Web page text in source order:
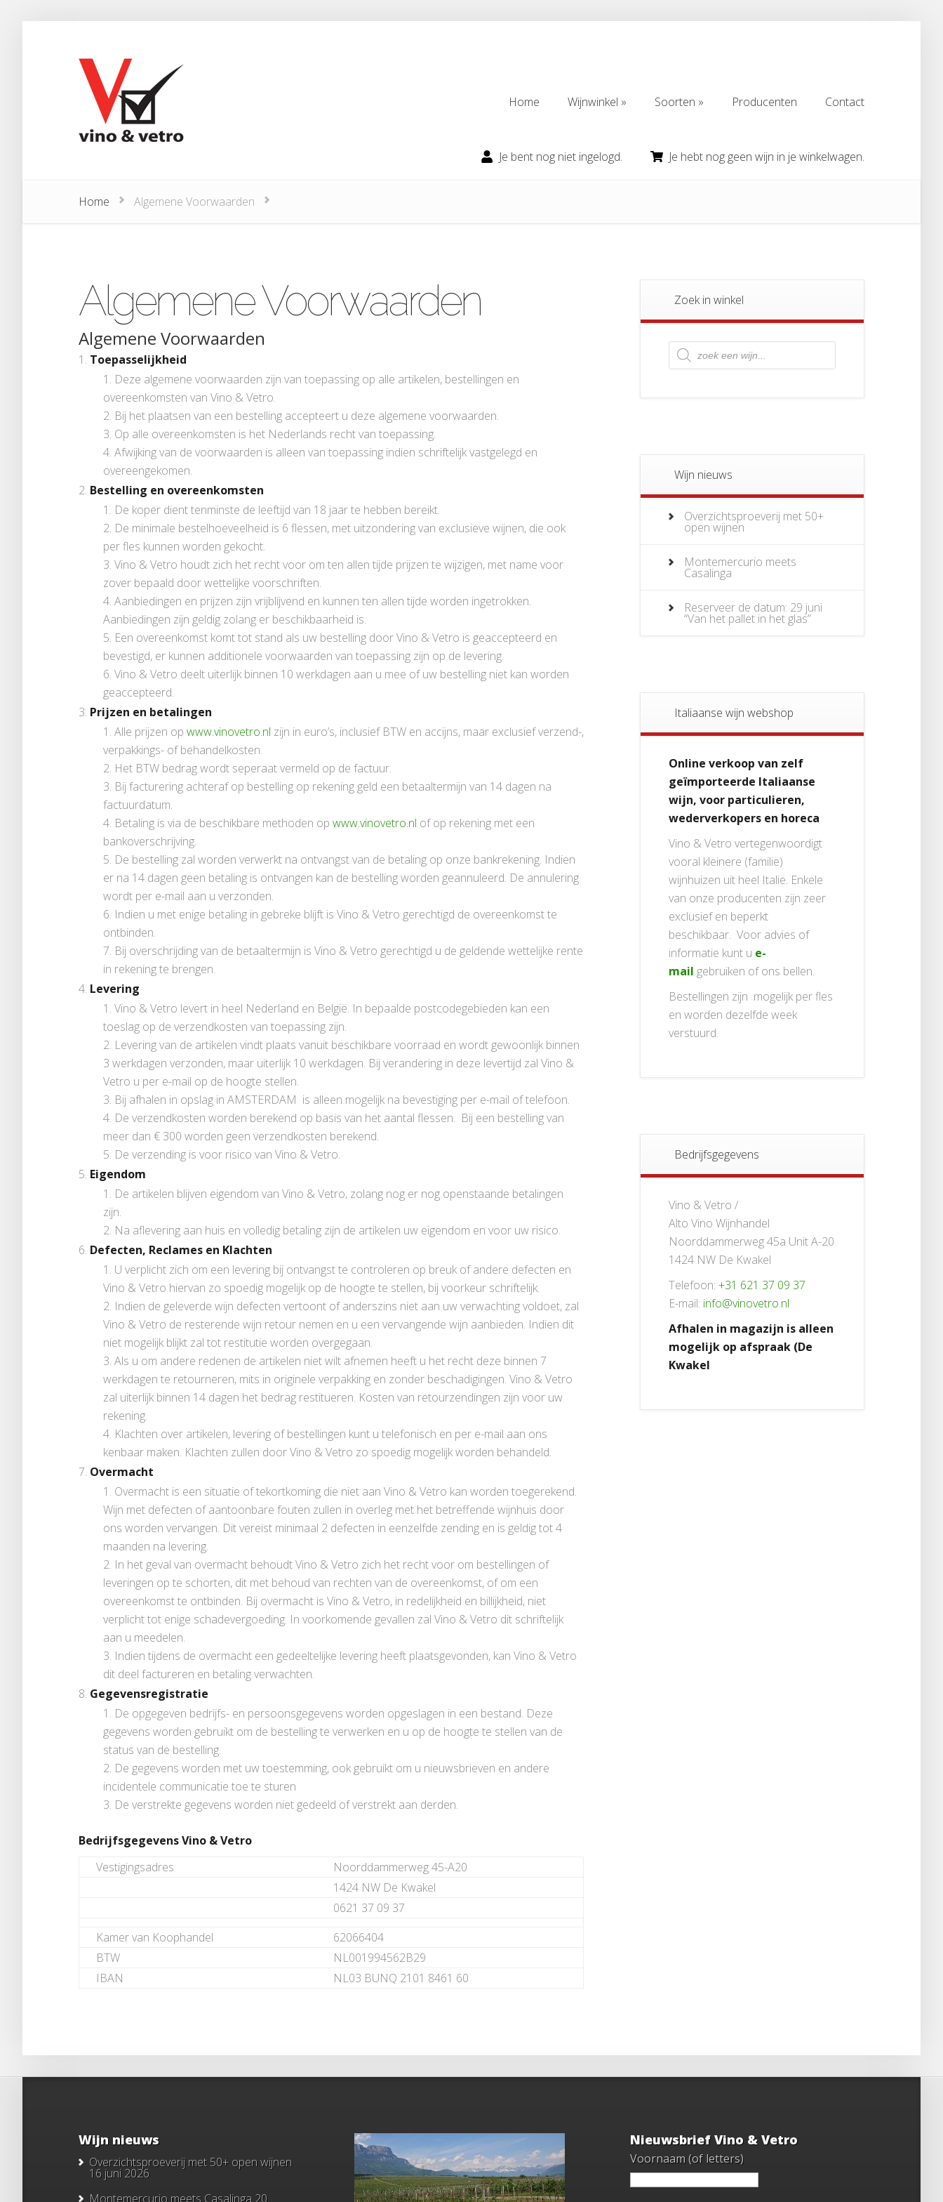
Home
Wijnwinkel
Soorten
Producenten
Contact
Je bent nog niet ingelogd.
Je hebt nog geen wijn in je winkelwagen.
Home Algemene Voorwaarden
Algemene Voorwaarden
Algemene Voorwaarden
Toepasselijkheid
Deze algemene voorwaarden zijn van toepassing op alle artikelen, bestellingen en
overeenkomsten van Vino & Vetro.
Bij het plaatsen van een bestelling accepteert u deze algemene voorwaarden.
Op alle overeenkomsten is het Nederlands recht van toepassing.
Afwijking van de voorwaarden is alleen van toepassing indien schriftelijk vastgelegd en
overeengekomen.
Bestelling en overeenkomsten
De koper dient tenminste de leeftijd van 18 jaar te hebben bereikt.
De minimale bestelhoeveelheid is 6 flessen, met uitzondering van exclusieve wijnen, die ook
per fles kunnen worden gekocht.
Vino & Vetro houdt zich het recht voor om ten allen tijde prijzen te wijzigen, met name voor
zover bepaald door wettelijke voorschriften.
Aanbiedingen en prijzen zijn vrijblijvend en kunnen ten allen tijde worden ingetrokken.
Aanbiedingen zijn geldig zolang er beschikbaarheid is.
Een overeenkomst komt tot stand als uw bestelling door Vino & Vetro is geaccepteerd en
bevestigd, er kunnen additionele voorwaarden van toepassing zijn op de levering.
Vino & Vetro deelt uiterlijk binnen 10 werkdagen aan u mee of uw bestelling niet kan worden
geaccepteerd.
Prijzen en betalingen
Alle prijzen op www.vinovetro.nl zijn in euro’s, inclusief BTW en accijns, maar exclusief verzend-,
verpakkings- of behandelkosten.
Het BTW bedrag wordt seperaat vermeld op de factuur.
Bij facturering achteraf op bestelling op rekening geld een betaaltermijn van 14 dagen na
factuurdatum.
Betaling is via de beschikbare methoden op www.vinovetro.nl of op rekening met een
bankoverschrijving.
De bestelling zal worden verwerkt na ontvangst van de betaling op onze bankrekening. Indien
er na 14 dagen geen betaling is ontvangen kan de bestelling worden geannuleerd. De annulering
wordt per e-mail aan u verzonden.
Indien u met enige betaling in gebreke blijft is Vino & Vetro gerechtigd de overeenkomst te
ontbinden.
Bij overschrijding van de betaaltermijn is Vino & Vetro gerechtigd u de geldende wettelijke rente
in rekening te brengen.
Levering
Vino & Vetro levert in heel Nederland en België. In bepaalde postcodegebieden kan een
toeslag op de verzendkosten van toepassing zijn.
Levering van de artikelen vindt plaats vanuit beschikbare voorraad en wordt gewoonlijk binnen
3 werkdagen verzonden, maar uiterlijk 10 werkdagen. Bij verandering in deze levertijd zal Vino &
Vetro u per e-mail op de hoogte stellen.
Bij afhalen in opslag in AMSTERDAM is alleen mogelijk na bevestiging per e-mail of telefoon.
De verzendkosten worden berekend op basis van het aantal flessen. Bij een bestelling van
meer dan € 300 worden geen verzendkosten berekend.
De verzending is voor risico van Vino & Vetro.
Eigendom
De artikelen blijven eigendom van Vino & Vetro, zolang nog er nog openstaande betalingen
zijn.
Na aflevering aan huis en volledig betaling zijn de artikelen uw eigendom en voor uw risico.
Defecten, Reclames en Klachten
U verplicht zich om een levering bij ontvangst te controleren op breuk of andere defecten en
Vino & Vetro hiervan zo spoedig mogelijk op de hoogte te stellen, bij voorkeur schriftelijk.
Indien de geleverde wijn defecten vertoont of anderszins niet aan uw verwachting voldoet, zal
Vino & Vetro de resterende wijn retour nemen en u een vervangende wijn aanbieden. Indien dit
niet mogelijk blijkt zal tot restitutie worden overgegaan.
Als u om andere redenen de artikelen niet wilt afnemen heeft u het recht deze binnen 7
werkdagen te retourneren, mits in originele verpakking en zonder beschadigingen. Vino & Vetro
zal uiterlijk binnen 14 dagen het bedrag restitueren. Kosten van retourzendingen zijn voor uw
rekening.
Klachten over artikelen, levering of bestellingen kunt u telefonisch en per e-mail aan ons
kenbaar maken. Klachten zullen door Vino & Vetro zo spoedig mogelijk worden behandeld.
Overmacht
Overmacht is een situatie of tekortkoming die niet aan Vino & Vetro kan worden toegerekend.
Wijn met defecten of aantoonbare fouten zullen in overleg met het betreffende wijnhuis door
ons worden vervangen. Dit vereist minimaal 2 defecten in eenzelfde zending en is geldig tot 4
maanden na levering.
In het geval van overmacht behoudt Vino & Vetro zich het recht voor om bestellingen of
leveringen op te schorten, dit met behoud van rechten van de overeenkomst, of om een
overeenkomst te ontbinden. Bij overmacht is Vino & Vetro, in redelijkheid en billijkheid, niet
verplicht tot enige schadevergoeding. In voorkomende gevallen zal Vino & Vetro dit schriftelijk
aan u meedelen.
Indien tijdens de overmacht een gedeeltelijke levering heeft plaatsgevonden, kan Vino & Vetro
dit deel factureren en betaling verwachten.
Gegevensregistratie
De opgegeven bedrijfs- en persoonsgegevens worden opgeslagen in een bestand. Deze
gegevens worden gebruikt om de bestelling te verwerken en u op de hoogte te stellen van de
status van de bestelling.
De gegevens worden met uw toestemming, ook gebruikt om u nieuwsbrieven en andere
incidentele communicatie toe te sturen
De verstrekte gegevens worden niet gedeeld of verstrekt aan derden.
Bedrijfsgegevens Vino & Vetro
Vestigingsadres
Noorddammerweg 45-A20
1424 NW De Kwakel
0621 37 09 37
Kamer van Koophandel
62066404
BTW
NL001994562B29
IBAN
NL03 BUNQ 2101 8461 60
Zoek in winkel
Producten
zoeken
Wijn nieuws
Overzichtsproeverij met 50+
open wijnen
Montemercurio meets
Casalinga
Reserveer de datum: 29 juni
“Van het pallet in het glas”
Italiaanse wijn webshop
Online verkoop van zelf
geïmporteerde Italiaanse
wijn, voor particulieren,
wederverkopers en horeca
Vino & Vetro vertegenwoordigt
vooral kleinere (familie)
wijnhuizen uit heel Italië. Enkele
van onze producenten zijn zeer
exclusief en beperkt
beschikbaar. Voor advies of
informatie kunt u e-
mail gebruiken of ons bellen.
Bestellingen zijn mogelijk per fles
en worden dezelfde week
verstuurd.
Bedrijfsgegevens
Vino & Vetro /
Alto Vino Wijnhandel
Noorddammerweg 45a Unit A-20
1424 NW De Kwakel
Telefoon: +31 621 37 09 37
E-mail: info@vinovetro.nl
Afhalen in magazijn is alleen
mogelijk op afspraak (De
Kwakel
Wijn nieuws
Overzichtsproeverij met 50+ open wijnen
16 juni 2026
Montemercurio meets Casalinga 20
Nieuwsbrief Vino & Vetro
Voornaam (of letters)